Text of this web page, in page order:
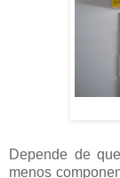
Depende de
menos